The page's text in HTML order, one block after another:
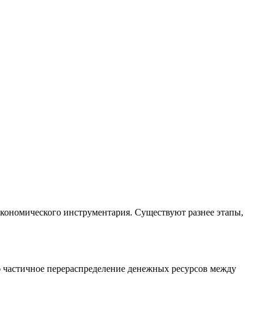
инструментария. Существуют разнее этапы,
перераспределение денежных ресурсов между